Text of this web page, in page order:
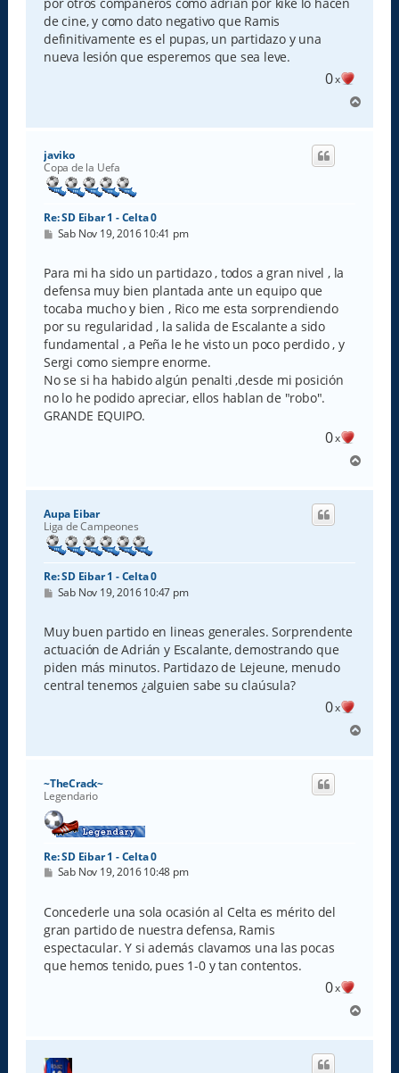
de cine, y como dato negativo que Ramis
definitivamente es el pupas, un partidazo y una
nueva lesión que esperemos que sea leve.
0x
r
javiko
Copa de la Uefa
Re: SD Eibar 1 - Celta 0
M
s
a
j
e
Sab Nov 19, 2016 10:41 pm
Para mi ha sido un partidazo , todos a gran nivel , la
defensa muy bien plantada ante un equipo que
tocaba mucho y bien , Rico me esta sorprendiendo
por su regularidad , la salida de Escalante a sido
fundamental , a Peña le he visto un poco perdido , y
Sergi como siempre enorme.
No se si ha habido algún penalti ,desde mi posición
no lo he podido apreciar, ellos hablan de "robo".
GRANDE EQUIPO.
0x
r
Aupa Eibar
Liga de Campeones
Re: SD Eibar 1 - Celta 0
M
s
a
j
e
Sab Nov 19, 2016 10:47 pm
Muy buen partido en lineas generales. Sorprendente
actuación de Adrián y Escalante, demostrando que
piden más minutos. Partidazo de Lejeune, menudo
central tenemos ¿alguien sabe su claúsula?
0x
r
~TheCrack~
Legendario
Re: SD Eibar 1 - Celta 0
M
s
a
j
e
Sab Nov 19, 2016 10:48 pm
Concederle una sola ocasión al Celta es mérito del
gran partido de nuestra defensa, Ramis
espectacular. Y si además clavamos una las pocas
que hemos tenido, pues 1-0 y tan contentos.
0x
r